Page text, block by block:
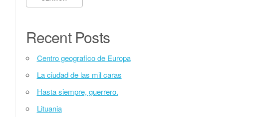
Recent Posts
Centro geografico de Europa
La ciudad de las mil caras
Hasta siempre, guerrero.
Lituania